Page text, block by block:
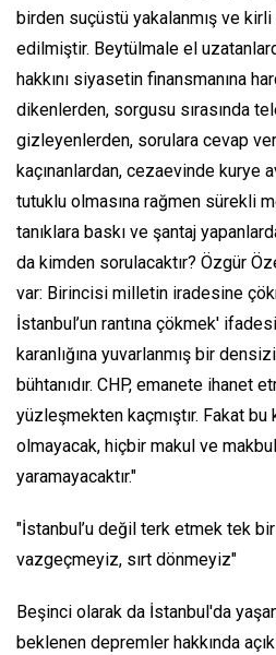
birden suçüstü yakalanmış ve
edilmiştir. Beytülmale el
hakkını siyasetin finansmanına
dikenlerden, sorgusu sırasında
gizleyenlerden, sorulara cevap
kaçınanlardan, cezaevinde kurye
tutuklu olmasına rağmen sürekli
tanıklara baskı ve şantaj
da kimden sorulacaktır? Özgür
var: Birincisi milletin iradesine
İstanbul’un rantına çökmek'
karanlığına yuvarlanmış bir
bühtanıdır. CHP, emanete ihanet
yüzleşmekten kaçmıştır. Fakat bu
olmayacak, hiçbir makul ve
yaramayacaktır."
"İstanbul’u değil terk etmek tek
vazgeçmeyiz, sırt dönmeyiz"
Beşinci olarak da İstanbul'da
beklenen depremler hakkında